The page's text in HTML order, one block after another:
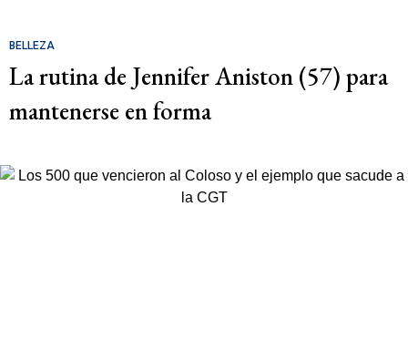
BELLEZA
La rutina de Jennifer Aniston (57) para
mantenerse en forma